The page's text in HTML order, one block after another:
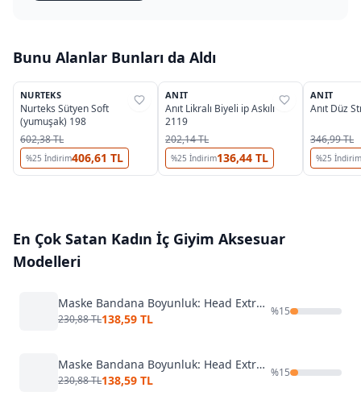
Bunu Alanlar Bunları da Aldı
%38
NURTEKS
Nurteks Sütyen Soft
(yumuşak) 198
602,38 TL
%25 İndirim406,61 TL
%38
ANIT
Anıt Likralı Biyeli ip Askılı
2119
202,14 TL
%25 İndirim136,44 TL
%32
ANIT
Anıt Düz
346,99 TL
%25 İndirim
En Çok Satan Kadın İç Giyim Aksesuar
Modelleri
Maske Bandana Boyunluk: Head Extreme 12 Fonksiyon Maestro
230,88 TL138,59 TL
%15
Maske Bandana Boyunluk: Head Extreme 12 Fonksiyon Skulls
230,88 TL138,59 TL
%15